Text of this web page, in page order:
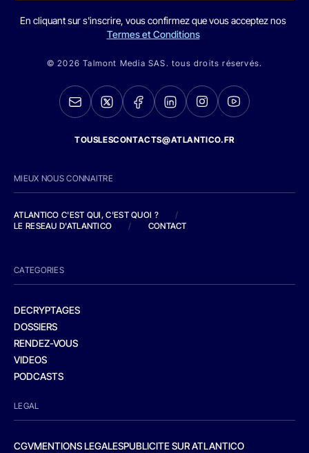
En cliquant sur s'inscrire, vous confirmez que vous acceptez nos
Termes et Conditions
© 2026 Talmont Media SAS. tous droits réservés.
TOUSLESCONTACTS@ATLANTICO.FR
MIEUX NOUS CONNAITRE
ATLANTICO C'EST QUI, C'EST QUOI ?
/
LE RESEAU D'ATLANTICO
/ CONTACT
CATEGORIES
DECRYPTAGES
DOSSIERS
RENDEZ-VOUS
VIDEOS
PODCASTS
LEGAL
CGVMENTIONS LEGALESPUBLICITE SUR ATLANTICO